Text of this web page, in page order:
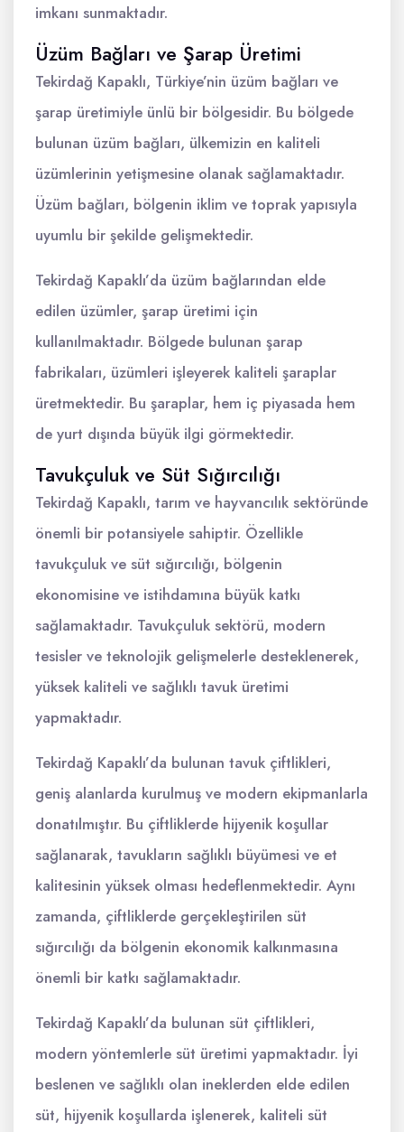
imkanı sunmaktadır.
Üzüm Bağları ve Şarap Üretimi
Tekirdağ Kapaklı, Türkiye’nin üzüm bağları ve
şarap üretimiyle ünlü bir bölgesidir. Bu bölgede
bulunan üzüm bağları, ülkemizin en kaliteli
üzümlerinin yetişmesine olanak sağlamaktadır.
Üzüm bağları, bölgenin iklim ve toprak yapısıyla
uyumlu bir şekilde gelişmektedir.
Tekirdağ Kapaklı’da üzüm bağlarından elde
edilen üzümler, şarap üretimi için
kullanılmaktadır. Bölgede bulunan şarap
fabrikaları, üzümleri işleyerek kaliteli şaraplar
üretmektedir. Bu şaraplar, hem iç piyasada hem
de yurt dışında büyük ilgi görmektedir.
Tavukçuluk ve Süt Sığırcılığı
Tekirdağ Kapaklı, tarım ve hayvancılık sektöründe
önemli bir potansiyele sahiptir. Özellikle
tavukçuluk ve süt sığırcılığı, bölgenin
ekonomisine ve istihdamına büyük katkı
sağlamaktadır. Tavukçuluk sektörü, modern
tesisler ve teknolojik gelişmelerle desteklenerek,
yüksek kaliteli ve sağlıklı tavuk üretimi
yapmaktadır.
Tekirdağ Kapaklı’da bulunan tavuk çiftlikleri,
geniş alanlarda kurulmuş ve modern ekipmanlarla
donatılmıştır. Bu çiftliklerde hijyenik koşullar
sağlanarak, tavukların sağlıklı büyümesi ve et
kalitesinin yüksek olması hedeflenmektedir. Aynı
zamanda, çiftliklerde gerçekleştirilen süt
sığırcılığı da bölgenin ekonomik kalkınmasına
önemli bir katkı sağlamaktadır.
Tekirdağ Kapaklı’da bulunan süt çiftlikleri,
modern yöntemlerle süt üretimi yapmaktadır. İyi
beslenen ve sağlıklı olan ineklerden elde edilen
süt, hijyenik koşullarda işlenerek, kaliteli süt